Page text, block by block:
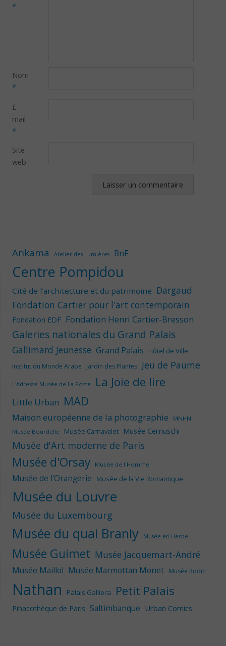
*
Nom
*
E-
mail
*
Site
web
Ankama Atelier des Lumières BnF
Centre Pompidou
Cité de l'architecture et du patrimoine Dargaud
Fondation Cartier pour l'art contemporain
Fondation EDF Fondation Henri Cartier-Bresson
Galeries nationales du Grand Palais
Gallimard Jeunesse Grand Palais Hôtel de Ville
Institut du Monde Arabe Jardin des Plantes Jeu de Paume
L'Adresse Musée de La Poste La Joie de lire
Little Urban MAD
Maison européenne de la photographie
MNHN
Musée Bourdelle
Musée Carnavalet Musée Cernuschi
Musée d'Art moderne de Paris
Musée d'Orsay Musée de l'Homme
Musée de l'Orangerie Musée de la Vie Romantique
Musée du Louvre
Musée du Luxembourg
Musée du quai Branly Musée en Herbe
Musée Guimet Musée Jacquemart-André
Musée Maillol Musée Marmottan Monet Musée Rodin
Nathan Palais Galliera Petit Palais
Pinacothèque de Paris Saltimbanque Urban Comics